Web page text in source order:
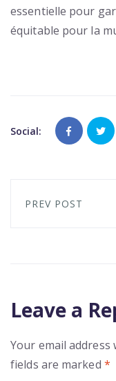
essentielle pour
équitable pour la
Social:
PREV POST
Leave a
Your email
fields are marked *